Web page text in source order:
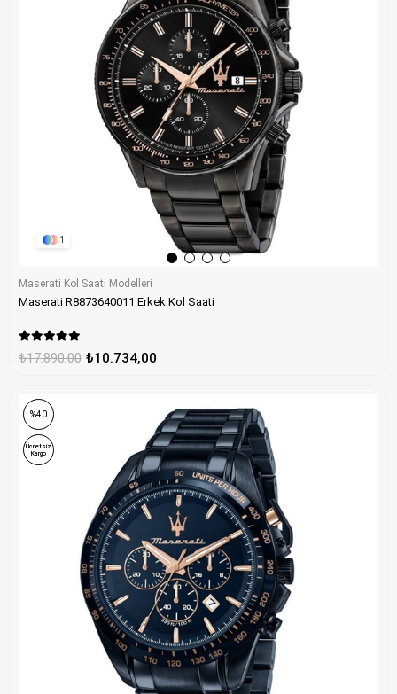
1
Maserati Kol Saati Modelleri
Maserati R8873640011 Erkek Kol Saati
₺10.734,00
₺17.890,00
%40
Ücretsiz
Kargo